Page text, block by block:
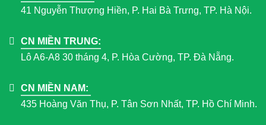
41 Nguyễn Thượng Hiền, P. Hai Bà Trưng, TP. Hà Nội.
CN MIỀN TRUNG:
Lô A6-A8 30 tháng 4, P. Hòa Cường, TP. Đà Nẵng.
CN MIỀN NAM:
435 Hoàng Văn Thụ, P. Tân Sơn Nhất, TP. Hồ Chí Minh.